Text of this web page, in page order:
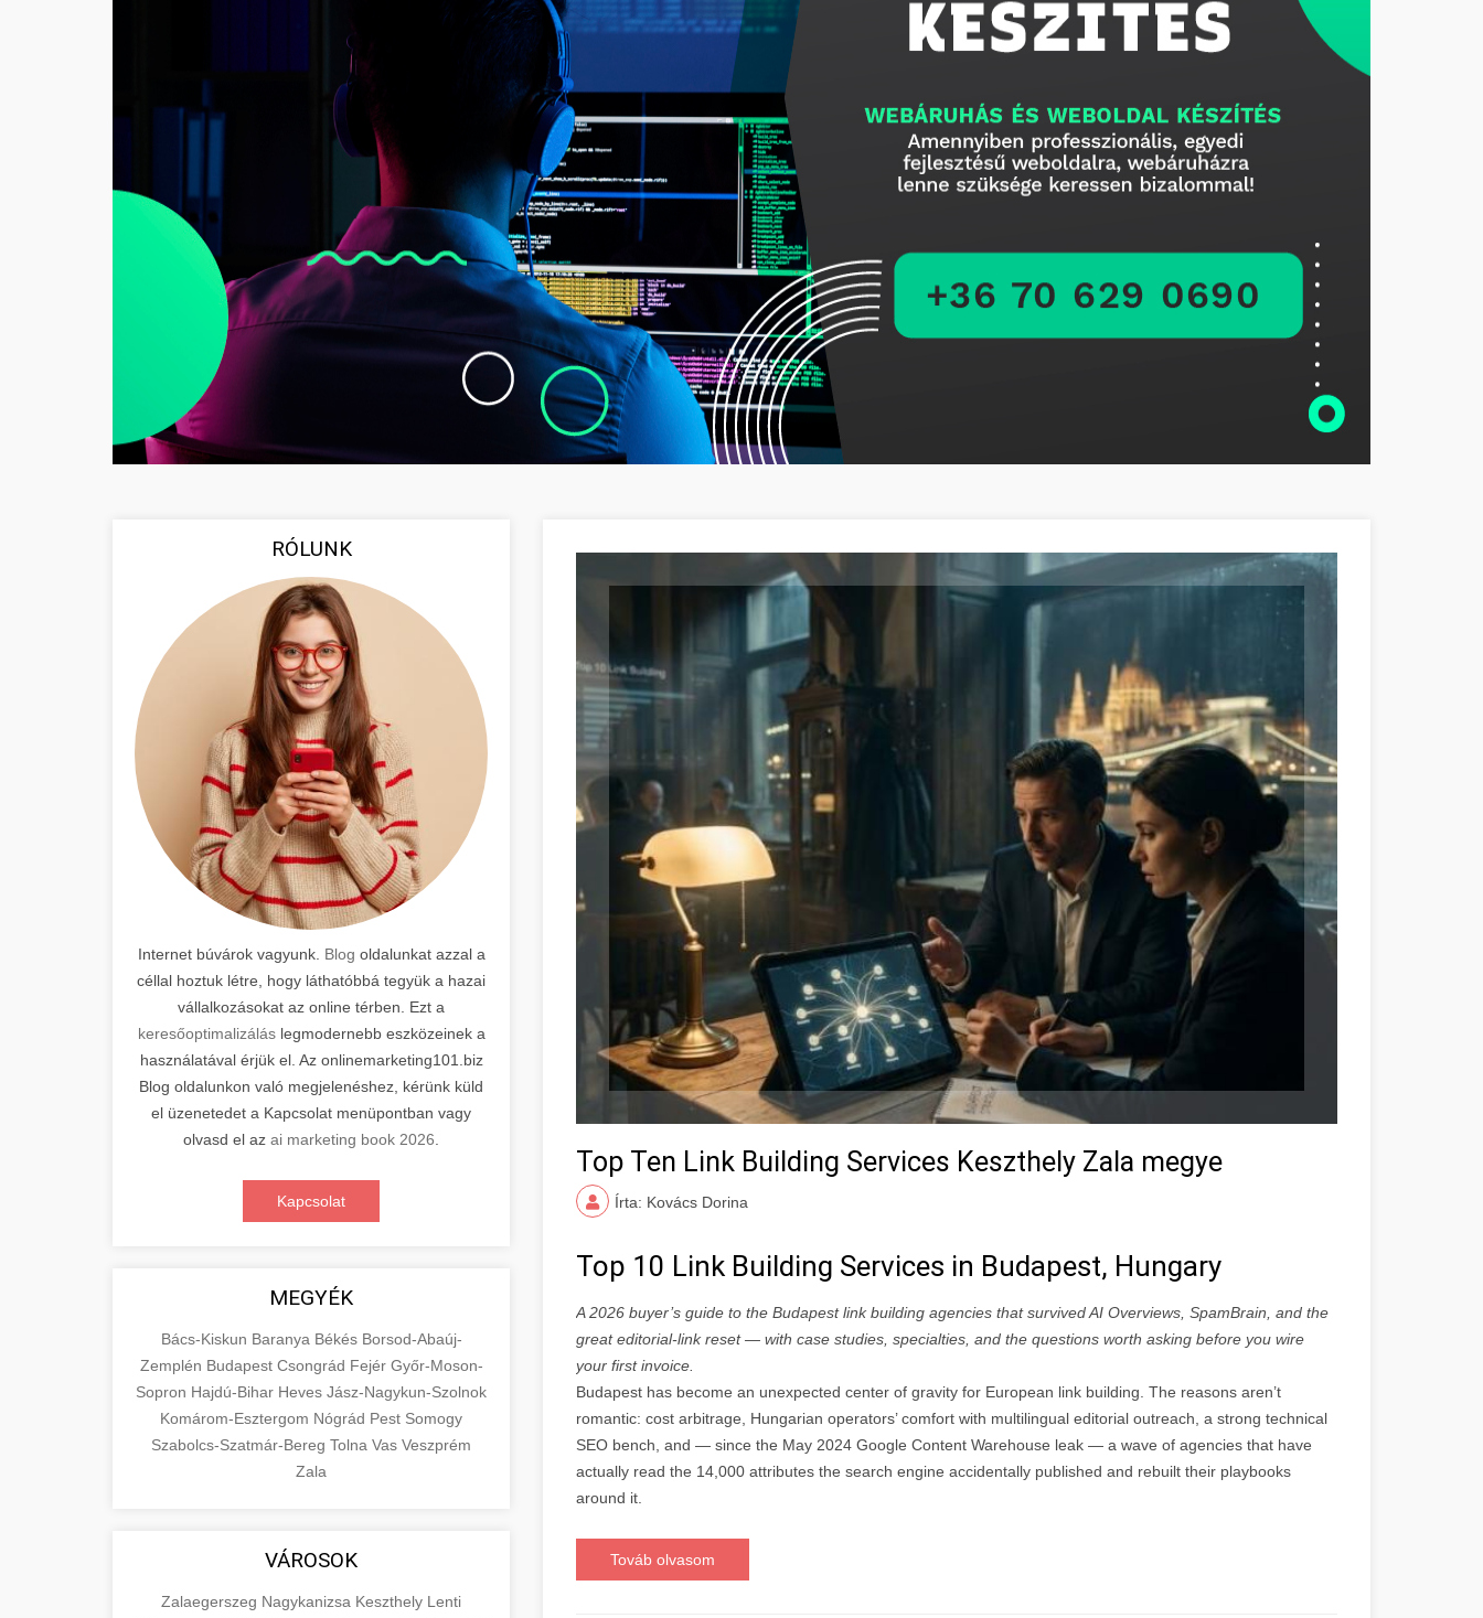
RÓLUNK
Internet búvárok vagyunk. Blog oldalunkat azzal a
céllal hoztuk létre, hogy láthatóbbá tegyük a hazai
vállalkozásokat az online térben. Ezt a
keresőoptimalizáláslegmodernebb eszközeinek a
használatával érjük el. Az onlinemarketing101.biz
Blog oldalunkon való megjelenéshez, kérünk küld
el üzenetedet a Kapcsolat menüpontban vagy
olvasd el az ai marketing book 2026
Kapcsolat
MEGYÉK
Bács-Kiskun Baranya Békés Borsod-Abaúj-
Zemplén Budapest Csongrád Fejér Győr-Moson-
Sopron Hajdú-Bihar Heves Jász-Nagykun-Szolnok
Komárom-Esztergom Nógrád Pest Somogy
Szabolcs-Szatmár-Bereg Tolna Vas Veszprém
Zala
VÁROSOK
Zalaegerszeg Nagykanizsa Keszthely Lenti
Top Ten Link Building Services Keszthely Zala megye
Írta: Kovács Dorina
Top 10 Link Building Services in Budapest, Hungary
A 2026 buyer’s guide to the Budapest link building agencies that survived AI Overviews, SpamBrain, and the
great editorial-link reset — with case studies, specialties, and the questions worth asking before you wire
your first invoice.
Budapest has become an unexpected center of gravity for European link building. The reasons aren’t
romantic: cost arbitrage, Hungarian operators’ comfort with multilingual editorial outreach, a strong technical
SEO bench, and — since the May 2024 Google Content Warehouse leak — a wave of agencies that have
actually read the 14,000 attributes the search engine accidentally published and rebuilt their playbooks
around it.
Továb olvasom